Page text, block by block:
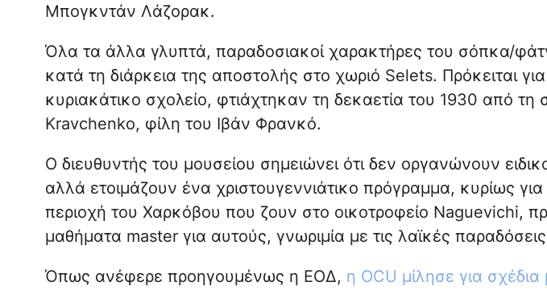
Μπογκντάν Λάζορακ.
Όλα τα άλλα γλυπτά, παραδοσιακοί χαρακτήρες του σόπκα/
κατά τη διάρκεια της αποστολής στο χωριό Selets. Πρόκειται
κυριακάτικο σχολείο, φτιάχτηκαν τη δεκαετία του 1930 από
Kravchenko, φίλη του Ιβάν Φρανκό.
Ο διευθυντής του μουσείου σημειώνει ότι δεν οργανώνουν
αλλά ετοιμάζουν ένα χριστουγεννιάτικο πρόγραμμα, κυρίως
περιοχή του Χαρκόβου που ζουν στο οικοτροφείο Naguevichi,
μαθήματα master για αυτούς, γνωριμία με τις λαϊκές παραδόσεις
Όπως ανέφερε προηγουμένως η ΕΟΔ, η OCU μίλησε για